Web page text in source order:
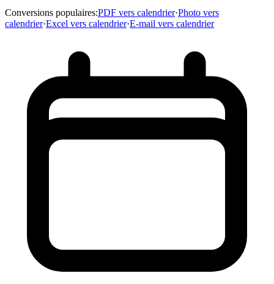
Conversions populaires:PDF vers calendrier·Photo vers
calendrier·Excel vers calendrier·E-mail vers calendrier